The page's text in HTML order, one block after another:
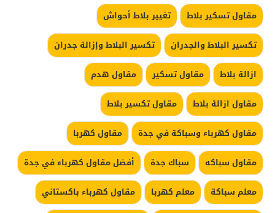
مقاول تسكير بلاط
تغيير بلاط أحواش
تكسير البلاط والجدران
تكسير البلاط وإزالة جدران
ازالة بلاط
مقاول تسكير
مقاول هدم
مقاول ازالة بلاط
مقاول تكسير بلاط
مقاول كهرباء وسباكة في جدة
مقاول كهربا
مقاول سباكه
سباك جدة
أفضل مقاول كهرباء في جدة
معلم سباكة
معلم كهربا
مقاول كهرباء باكستاني